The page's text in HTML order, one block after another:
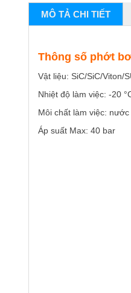
MÔ TẢ CHI TIẾT
Thông số phớt
Vật liệu: SiC/SiC/Viton/
Nhiệt độ làm việc: -20
Môi chất làm việc:
Áp suất Max: 40 bar